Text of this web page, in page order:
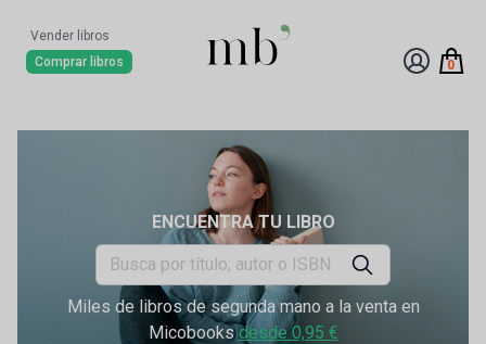
Vender libros
Comprar libros
0
ENCUENTRA TU LIBRO
Miles de libros de segunda mano a la venta en
Micobooksdesde 0,95 €